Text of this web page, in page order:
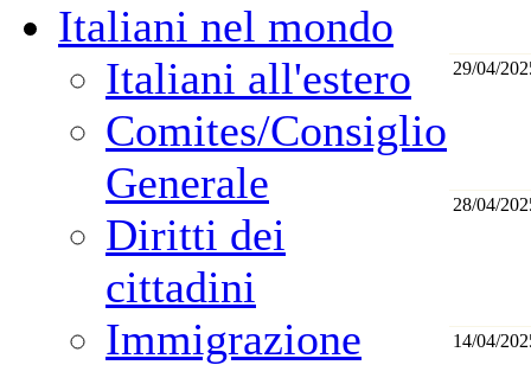
Italiani nel mondo
Italiani all'estero
Comites/Consiglio
Generale
Diritti dei
cittadini
Immigrazione
29/04/
28/04/
14/04/